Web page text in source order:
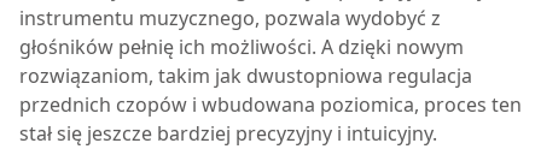
instrumentu muzycznego, pozwala wydobyć z
głośników pełnię ich możliwości. A dzięki nowym
rozwiązaniom, takim jak dwustopniowa regulacja
przednich czopów i wbudowana poziomica, proces ten
stał się jeszcze bardziej precyzyjny i intuicyjny.